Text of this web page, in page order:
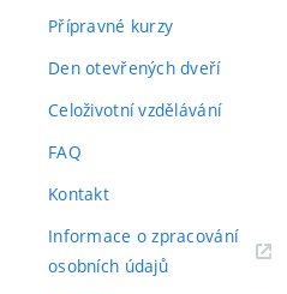
Přípravné kurzy
Den otevřených dveří
Celoživotní vzdělávání
FAQ
Kontakt
Informace o zpracování
osobních údajů(externí